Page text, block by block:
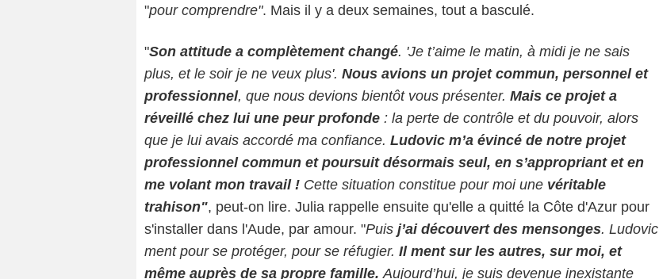
"pour comprendre". Mais il y a deux semaines, tout a basculé.
"Son attitude a complètement changé. 'Je t’aime le matin, à midi je ne sais
plus, et le soir je ne veux plus'. Nous avions un projet commun, personnel et
professionnel, que nous devions bientôt vous présenter. Mais ce projet a
réveillé chez lui une peur profonde : la perte de contrôle et du pouvoir, alors
que je lui avais accordé ma confiance. Ludovic m’a évincé de notre projet
professionnel commun et poursuit désormais seul, en s’appropriant et en
me volant mon travail ! Cette situation constitue pour moi une véritable
trahison", peut-on lire. Julia rappelle ensuite qu'elle a quitté la Côte d'Azur pour
s'installer dans l'Aude, par amour. "Puis j’ai découvert des mensonges. Ludovic
ment pour se protéger, pour se réfugier. Il ment sur les autres, sur moi, et
même auprès de sa propre famille.Aujourd’hui, je suis devenue inexistante